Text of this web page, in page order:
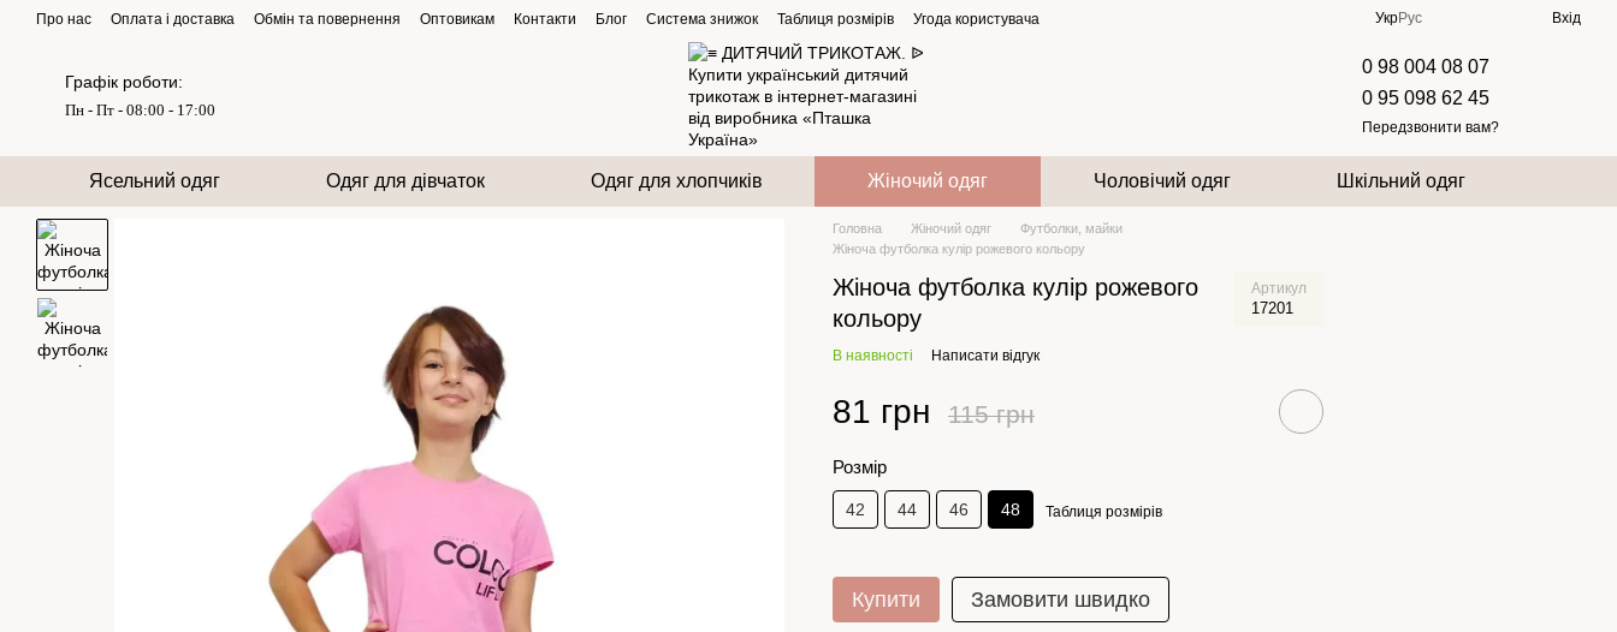
Перейти до основного контенту
Про нас Оплата і доставка Обмін та повернення Оптовикам Контакти Блог Система знижок Таблиця розмірів Угода користувача УкрРус Вхід
Графік роботи:
Пн - Пт - 08:00 - 17:00
0 98 004 08 07
0 95 098 62 45
Передзвонити вам?
Ясельний одяг Одяг для дівчаток Одяг для хлопчиків Жіночий одяг Чоловічий одяг Шкільний одяг
Головна Жіночий одяг
Футболки, майки
Жіноча футболка кулір рожевого кольору
Жіноча футболка кулір рожевого
кольору
Артикул
17201
В наявності Написати відгук
81 грн 115 грн
Розмір
42 44 46 48 Таблиця розмірів
Купити Замовити швидко